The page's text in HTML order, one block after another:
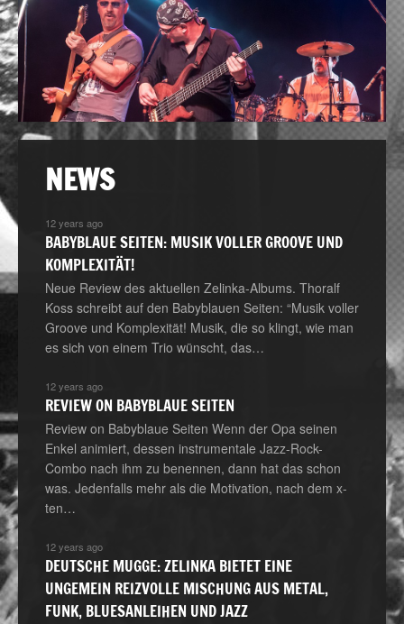
NEWS
12 years ago
BABYBLAUE SEITEN: MUSIK VOLLER GROOVE UND
KOMPLEXITÄT!
Neue Review des aktuellen Zelinka-Albums. Thoralf
Koss schreibt auf den Babyblauen Seiten: “Musik voller
Groove und Komplexität! Musik, die so klingt, wie man
es sich von einem Trio wünscht, das…
12 years ago
REVIEW ON BABYBLAUE SEITEN
Review on Babyblaue Seiten Wenn der Opa seinen
Enkel animiert, dessen instrumentale Jazz-Rock-
Combo nach ihm zu benennen, dann hat das schon
was. Jedenfalls mehr als die Motivation, nach dem x-
ten…
12 years ago
DEUTSCHE MUGGE: ZELINKA BIETET EINE
UNGEMEIN REIZVOLLE MISCHUNG AUS METAL,
FUNK, BLUESANLEIHEN UND JAZZ